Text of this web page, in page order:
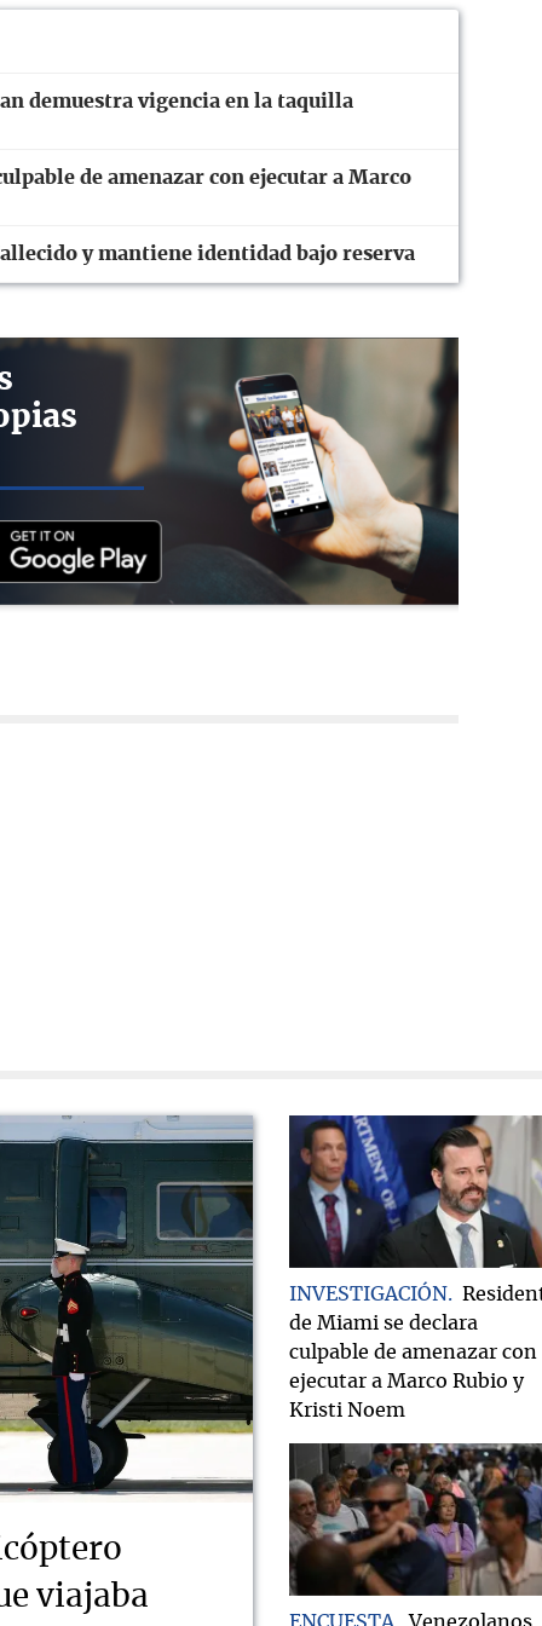
demuestra vigencia en la taquilla
de amenazar con ejecutar a Marco
y mantiene identidad bajo reserva
viajaba
INVESTIGACIÓN
de Miami se declara
culpable de amenazar con
ejecutar a Marco Rubio y
Kristi Noem